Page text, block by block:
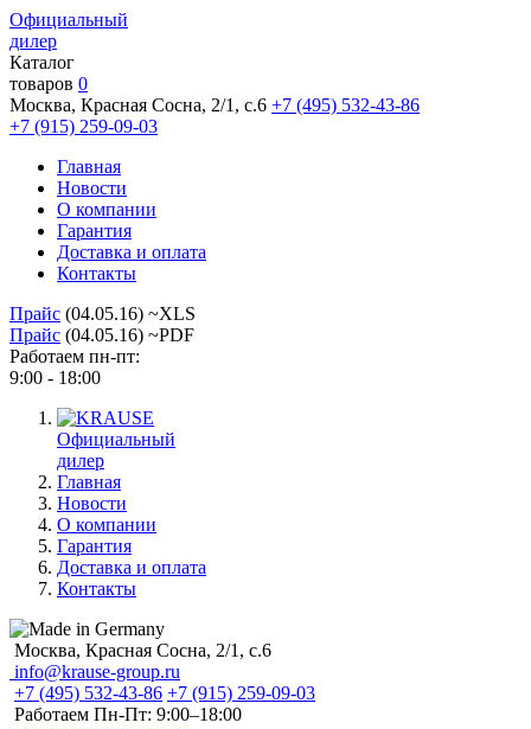
Официальный
дилер
Каталог
товаров 0
Москва, Красная Сосна, 2/1, с.6 +7 (495) 532-43-86
+7 (915) 259-09-03
Главная
Новости
О компании
Гарантия
Доставка и оплата
Контакты
Прайс (04.05.16) ~XLS
Прайс (04.05.16) ~PDF
Работаем пн-пт:
9:00 - 18:00
Официальный
дилер
Главная
Новости
О компании
Гарантия
Доставка и оплата
Контакты
Москва, Красная Сосна, 2/1, с.6
info@krause-group.ru
+7 (495) 532-43-86 +7 (915) 259-09-03
Работаем Пн-Пт: 9:00–18:00